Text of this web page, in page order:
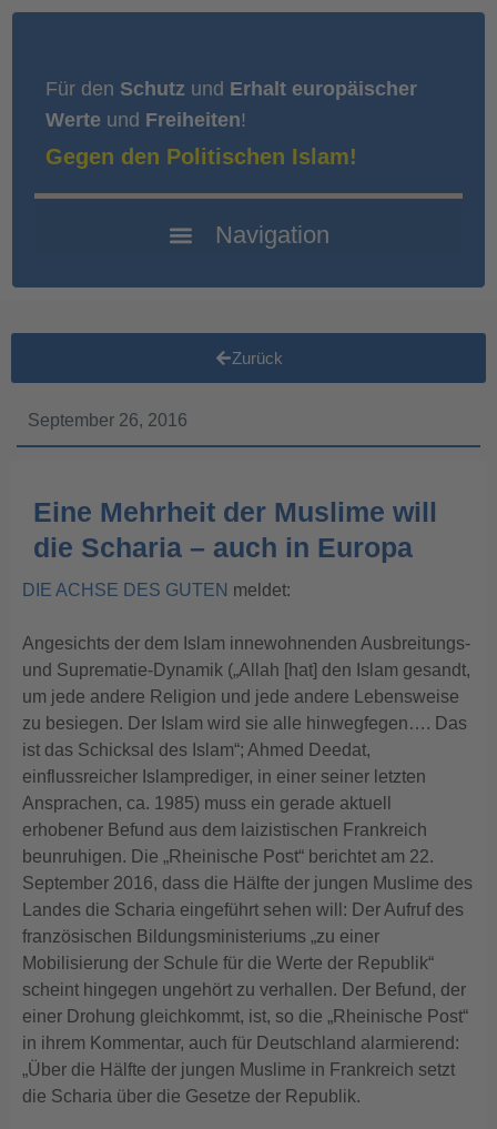
Für den Schutz und Erhalt europäischer
Werte und Freiheiten!
Gegen den Politischen Islam!
Zurück
September 26, 2016
Eine Mehrheit der Muslime will
die Scharia – auch in Europa
DIE ACHSE DES GUTEN meldet:
Angesichts der dem Islam innewohnenden Ausbreitungs-
und Suprematie-Dynamik („Allah [hat] den Islam gesandt,
um jede andere Religion und jede andere Lebensweise
zu besiegen. Der Islam wird sie alle hinwegfegen…. Das
ist das Schicksal des Islam“; Ahmed Deedat,
einflussreicher Islamprediger, in einer seiner letzten
Ansprachen, ca. 1985) muss ein gerade aktuell
erhobener Befund aus dem laizistischen Frankreich
beunruhigen. Die „Rheinische Post“ berichtet am 22.
September 2016, dass die Hälfte der jungen Muslime des
Landes die Scharia eingeführt sehen will: Der Aufruf des
französischen Bildungsministeriums „zu einer
Mobilisierung der Schule für die Werte der Republik“
scheint hingegen ungehört zu verhallen. Der Befund, der
einer Drohung gleichkommt, ist, so die „Rheinische Post“
in ihrem Kommentar, auch für Deutschland alarmierend:
„Über die Hälfte der jungen Muslime in Frankreich setzt
die Scharia über die Gesetze der Republik.